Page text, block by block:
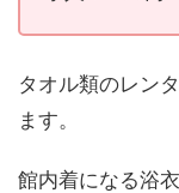
タオル類のレン
ます。
館内着になる浴